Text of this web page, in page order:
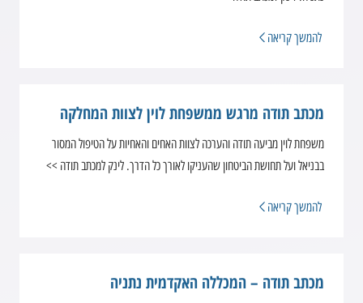
להמשך קריאה
מכתב תודה מרגש ממשפחת לוין לצוות המחלקה
משפחת לוין מביעה תודה והערכה לצוות האחים והאחיות על הטיפול המסור
בבניאל ועל תחושת הביטחון שהעניקו לאורך כל הדרך. לינק למכתב תודה >>
להמשך קריאה
מכתב תודה – המכללה האקדמית נתניה